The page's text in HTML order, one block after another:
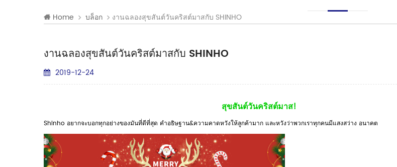
Home บล็อก งานฉลองสุขสันต์วันคริสต์มาสกับ SHINHO
งานฉลองสุขสันต์วันคริสต์มาสกับ SHINHO
2019-12-24
สุขสันต์วันคริสต์มาส!
Shinho อยากจะบอกทุกอย่างของมันที่ดีที่สุด คำอธิษฐาน&ความคาดหวังให้ลูกค้ามาก และหวังว่าพวกเราทุกคนมีแสงสว่าง อนาคต